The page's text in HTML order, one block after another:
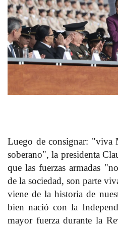
Luego de consignar: "viva
soberano", la presidenta
que las fuerzas armadas
de la sociedad, son parte
viene de la historia de
bien nació con la
mayor fuerza durante la